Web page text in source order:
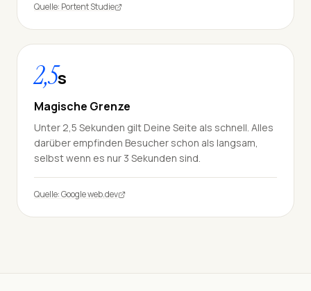
Quelle: Portent Studie
2,5s
Magische Grenze
Unter 2,5 Sekunden gilt Deine Seite als schnell. Alles
darüber empfinden Besucher schon als langsam,
selbst wenn es nur 3 Sekunden sind.
Quelle: Google web.dev